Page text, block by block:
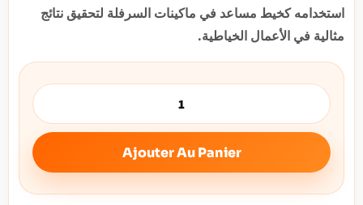
استخدامه كخيط مساعد في ماكينات السرفلة لتحقيق نتائج
مثالية في الأعمال الخياطية.
Ajouter Au Panier